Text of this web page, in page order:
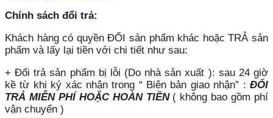
Chính sách đổi trả:
Khách hàng có quyền ĐỔI sản phẩm khác hoặc TRẢ sản
phẩm và lấy lại tiền với chi tiết như sau:
+ Đổi trả sản phẩm bị lỗi (Do nhà sản xuất ): sau 24 giờ
kề từ khi ký xác nhận trong “ Biên bản giao nhận” : ĐỔI
TRẢ MIỄN PHÍ HOẶC HOÀN TIỀN( không bao gồm phí
vận chuyển )